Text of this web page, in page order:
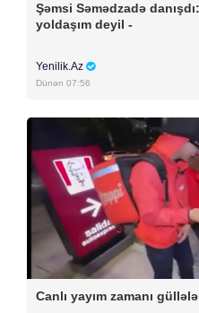
Şəmsi Səmədzadə
yoldaşım deyil -
Yenilik.Az
Dünən 07:56
Canlı yayım zamanı